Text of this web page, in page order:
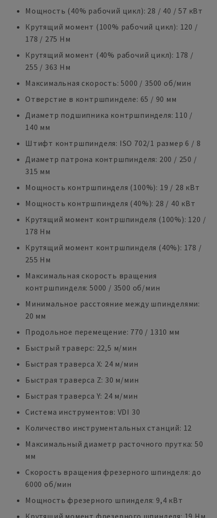
Мощность (40% рабочий цикл): 28 / 40 / 57 кВт
Крутящий момент (100% рабочий цикл): 120 /
178 / 275 Нм
Крутящий момент (40% рабочий цикл): 178 /
255 / 363 Нм
Максимальная скорость: 5000 / 3500 об/мин
Отверстие в контршпинделе: 65 / 90 мм
Диаметр подшипника контршпинделя: 110 /
140 мм
Штифт контршпинделя: ISO 702/1 размер 6 / 8
Диаметр патрона контршпинделя: 200 / 250 /
315 мм
Мощность контршпинделя (100%): 19 / 28 кВт
Мощность контршпинделя (40%): 28 / 40 кВт
Крутящий момент контршпинделя (100%): 120 /
178 Нм
Крутящий момент контршпинделя (40%): 178 /
255 Нм
Максимальная скорость вращения
контршпинделя: 5000 / 3500 об/мин
Минимальное расстояние между шпинделями:
20 мм
Продольное перемещение: 770 / 1310 мм
Быстрый траверс: 22,5 м/мин
Быстрая траверса X: 24 м/мин
Быстрая траверса Z: 30 м/мин
Быстрая траверса Y: 24 м/мин
Система инструментов: VDI 30
Количество инструментальных станций: 12
Максимальный диаметр расточного прутка: 50
мм
Скорость вращения фрезерного шпинделя: до
6000 об/мин
Мощность фрезерного шпинделя: 9,4 кВт
Крутящий момент фрезерного шпинделя: 19 Нм